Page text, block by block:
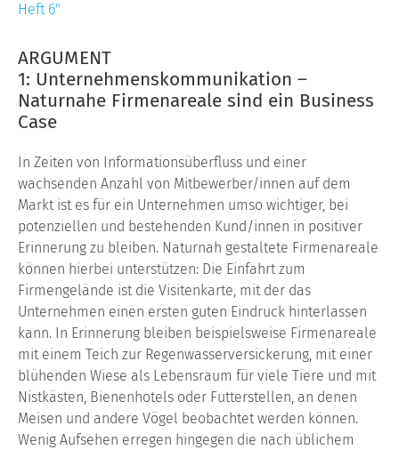
Heft 6"
ARGUMENT
1: Unternehmenskommunikation –
Naturnahe Firmenareale sind ein Business
Case
In Zeiten von Informationsüberfluss und einer
wachsenden Anzahl von Mitbewerber/innen auf dem
Markt ist es für ein Unternehmen umso wichtiger, bei
potenziellen und bestehen­den Kund/innen in positiver
Erinnerung zu bleiben. Natur­nah gestaltete Firmenareale
können hierbei unterstützen: Die Einfahrt zum
Firmengelände ist die Visitenkarte, mit der das
Unternehmen einen ersten guten Eindruck hinterlassen
kann. In Erinnerung bleiben beispielsweise Firmenareale
mit einem Teich zur Regenwasserversickerung, mit einer
blühenden Wie­se als Lebensraum für viele Tiere und mit
Nistkästen, Bienen­hotels oder Futterstellen, an denen
Meisen und andere Vögel beobachtet werden können.
Wenig Aufsehen erregen hinge­gen die nach üblichem